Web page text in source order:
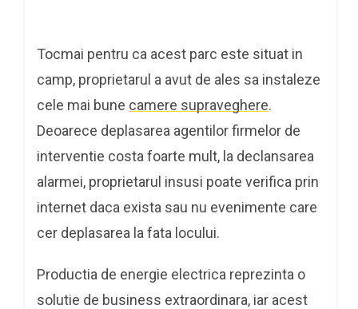
Tocmai pentru ca acest parc este situat in
camp, proprietarul a avut de ales sa instaleze
cele mai bune camere supraveghere.
Deoarece deplasarea agentilor firmelor de
interventie costa foarte mult, la declansarea
alarmei, proprietarul insusi poate verifica prin
internet daca exista sau nu evenimente care
cer deplasarea la fata locului.
Productia de energie electrica reprezinta o
solutie de business extraordinara, iar acest